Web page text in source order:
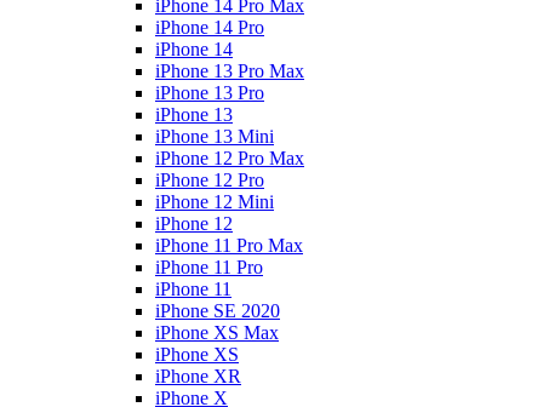
iPhone 14 Pro Max
iPhone 14 Pro
iPhone 14
iPhone 13 Pro Max
iPhone 13 Pro
iPhone 13
iPhone 13 Mini
iPhone 12 Pro Max
iPhone 12 Pro
iPhone 12 Mini
iPhone 12
iPhone 11 Pro Max
iPhone 11 Pro
iPhone 11
iPhone SE 2020
iPhone XS Max
iPhone XS
iPhone XR
iPhone X